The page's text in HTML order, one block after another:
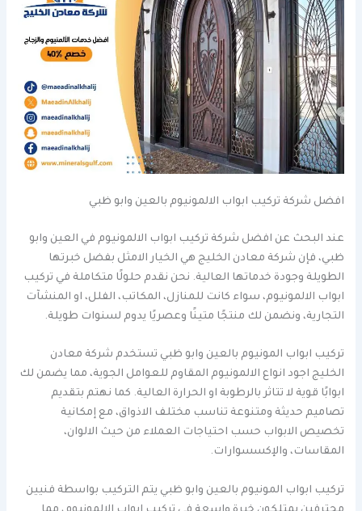
افضل شركة تركيب ابواب الالمونيوم بالعين وابو ظبي
عند البحث عن افضل شركة تركيب ابواب الالمونيوم في العين وابو
ظبي، فإن شركة معادن الخليج هي الخيار الامثل بفضل خبرتها
الطويلة وجودة خدماتها العالية. نحن نقدم حلولًا متكاملة في تركيب
ابواب الالمونيوم، سواء كانت للمنازل، المكاتب، الفلل، او المنشآت
التجارية، ونضمن لك منتجًا متينًا وعصريًا يدوم لسنوات طويلة.
تركيب ابواب المونيوم بالعين وابو ظبي تستخدم شركة معادن
الخليج اجود انواع الالمونيوم المقاوم للعوامل الجوية، مما يضمن لك
ابوابًا قوية لا تتاثر بالرطوبة او الحرارة العالية. كما نهتم بتقديم
تصاميم حديثة ومتنوعة تناسب مختلف الاذواق، مع إمكانية
تخصيص الابواب حسب احتياجات العملاء من حيث الالوان،
المقاسات، والإكسسوارات.
تركيب ابواب المونيوم بالعين وابو ظبي يتم التركيب بواسطة فنيين